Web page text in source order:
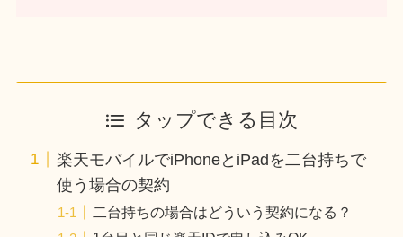
タップできる目次
楽天モバイルでiPhoneとiPadを二台持ちで
使う場合の契約
二台持ちの場合はどういう契約になる？